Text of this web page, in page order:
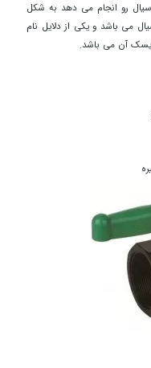
رو انجام می دهد به شکل
می باشد و یکی از دلایل نام